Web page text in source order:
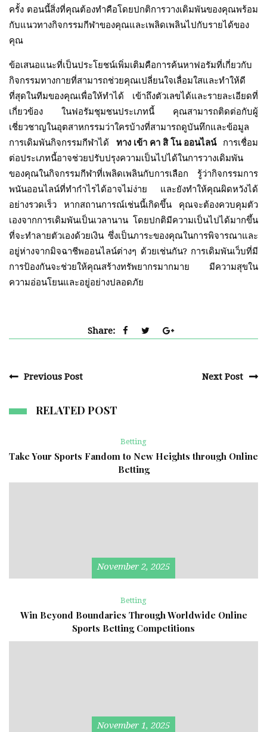
ครั้ง ตอนนี้สิ่งที่คุณต้องทำคือโดยปกติการวางเดิมพันของคุณพร้อม
กับแนวทางกิจกรรมกีฬาของคุณและเพลิดเพลินไปกับรายได้ของ
คุณ
ข้อเสนอแนะที่เป็นประโยชน์เพิ่มเติมคือการค้นหาฟอรัมที่เกี่ยวกับ
กิจกรรมทางกายที่สามารถช่วยคุณเปลี่ยนใจเลื่อมใสและทำให้ดี
ที่สุดในทีมของคุณเพื่อให้ทำได้ เข้าถึงตัวเลขได้และรายละเอียดที่
เกี่ยวข้อง ในฟอรัมชุมชนประเภทนี้ คุณสามารถติดต่อกับผู้
เชี่ยวชาญในอุตสาหกรรมว่าใครบ้างที่สามารถดูบันทึกและข้อมูล
การเดิมพันกิจกรรมกีฬาได้ ทาง เข้า คา สิ โน ออนไลน์การเชื่อม
ต่อประเภทนี้อาจช่วยปรับปรุงความเป็นไปได้ในการวางเดิมพัน
ของคุณในกิจกรรมกีฬาที่เพลิดเพลินกับการเลือก รู้ว่ากิจกรรมการ
พนันออนไลน์ที่ทำกำไรได้อาจไม่ง่าย และยังทำให้คุณผิดหวังได้
อย่างรวดเร็ว หากสถานการณ์เช่นนี้เกิดขึ้น คุณจะต้องควบคุมตัว
เองจากการเดิมพันเป็นเวลานาน โดยปกติมีความเป็นไปได้มากขึ้น
ที่จะทำลายตัวเองด้วยเงิน ซึ่งเป็นภาระของคุณในการพิจารณาและ
อยู่ห่างจากมิจฉาชีพออนไลน์ต่างๆ ด้วยเช่นกัน? การเดิมพันเว็บที่มี
การป้องกันจะช่วยให้คุณสร้างทรัพยากรมากมาย มีความสุขใน
ความอ่อนโยนและอยู่อย่างปลอดภัย
Share:
Previous Post Next Post
RELATED POST
Betting
Take Your Sports Fandom to New Heights through Online
Betting
November 2, 2025
Betting
Win Beyond Boundaries Through Worldwide Online
Sports Betting Competitions
November 1, 2025